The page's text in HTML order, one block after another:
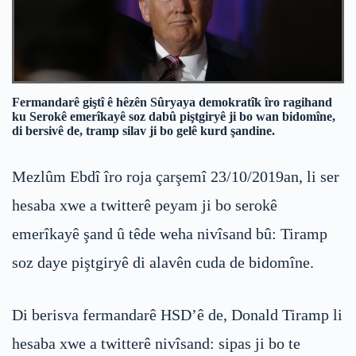
Fermandarê giştî ê hêzên Sûryaya demokratîk îro ragihand
ku Serokê emerîkayê soz dabû piştgiryê ji bo wan bidomîne,
di bersivê de, tramp silav ji bo gelê kurd şandine.
Mezlûm Ebdî îro roja çarşemî 23/10/2019an, li ser
hesaba xwe a twitterê peyam ji bo serokê
emerîkayê şand û têde weha nivîsand bû: Tiramp
soz daye piştgiryê di alavên cuda de bidomîne.
Di berisva fermandarê HSD’ê de, Donald Tiramp li
hesaba xwe a twitterê nivîsand: sipas ji bo te